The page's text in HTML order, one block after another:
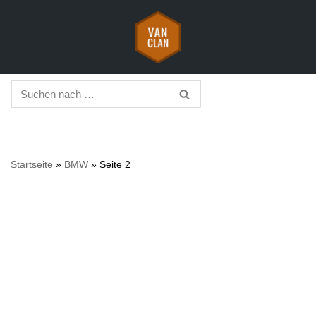
springen
Startseite » BMW » Seite 2